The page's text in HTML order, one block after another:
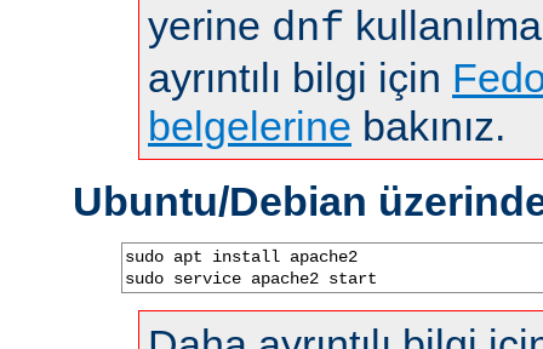
yerine dnf
ayrıntılı bilgi için
belgelerine bakınız.
Ubuntu/Debian
sudo apt install apache2
sudo service apache2 start